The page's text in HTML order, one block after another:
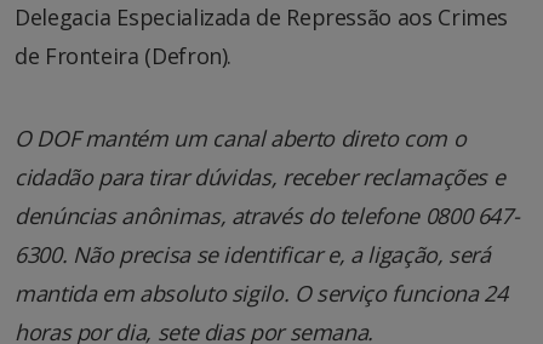
Delegacia Especializada de Repressão aos Crimes
de Fronteira (Defron).
O DOF mantém um canal aberto direto com o
cidadão para tirar dúvidas, receber reclamações e
denúncias anônimas, através do telefone 0800 647-
6300. Não precisa se identificar e, a ligação, será
mantida em absoluto sigilo. O serviço funciona 24
horas por dia, sete dias por semana.